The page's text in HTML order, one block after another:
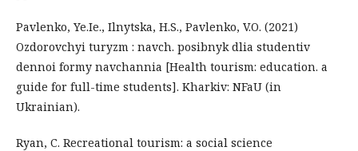
Pavlenko, Ye.Ie., Ilnytska, H.S., Pavlenko, V.O. (2021)
Ozdorovchyi turyzm : navch. posibnyk dlia studentiv
dennoi formy navchannia [Health tourism: education. a
guide for full-time students]. Kharkiv: NFaU (in
Ukrainian).
Ryan, C. Recreational tourism: a social science